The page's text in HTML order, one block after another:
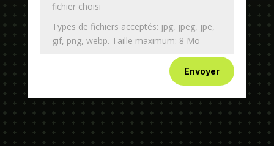
fichier choisi
Types de fichiers acceptés: jpg, jpeg, jpe,
gif, png, webp. Taille maximum: 8 Mo
Envoyer